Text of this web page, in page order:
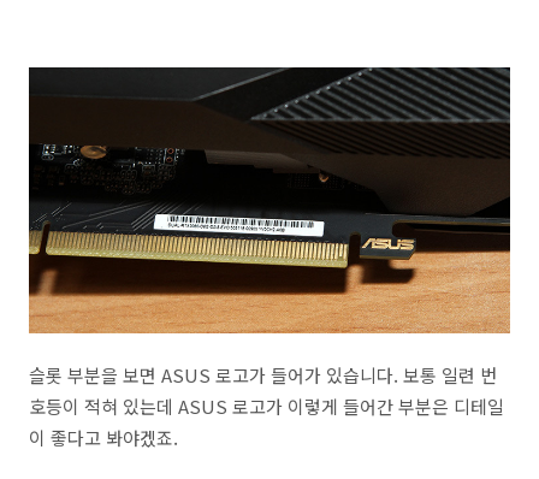
슬롯 부분을 보면 ASUS 로고가 들어가 있습니다. 보통 일련 번
호등이 적혀 있는데 ASUS 로고가 이렇게 들어간 부분은 디테일
이 좋다고 봐야겠죠.